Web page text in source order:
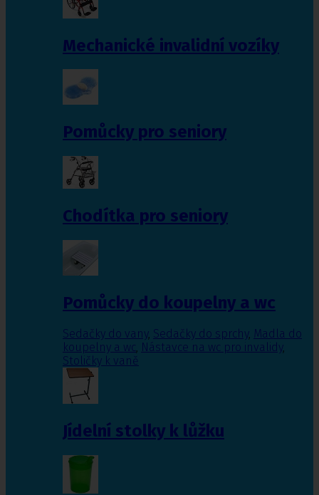
Mechanické invalidní vozíky
Pomůcky pro seniory
Chodítka pro seniory
Pomůcky do koupelny a wc
Sedačky do vany, Sedačky do sprchy, Madla do
koupelny a wc, Nástavce na wc pro invalidy,
Stoličky k vaně
Jídelní stolky k lůžku